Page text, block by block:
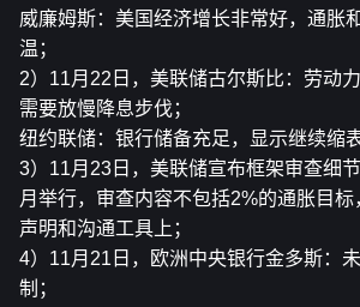
威廉姆斯：美国经济增长非常好，通胀
温；
2）11月22日，美联储古尔斯比：劳动
需要放慢降息步伐；
纽约联储：银行储备充足，显示继续缩
3）11月23日，美联储宣布框架审查细
月举行，审查内容不包括2%的通胀目
声明和沟通工具上；
4）11月21日，欧洲中央银行金多斯：
制；